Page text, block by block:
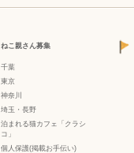
ねこ親さん募集
千葉
東京
神奈川
埼玉・長野
泊まれる猫カフェ「クラシ
コ」
個人保護(掲載お手伝い)